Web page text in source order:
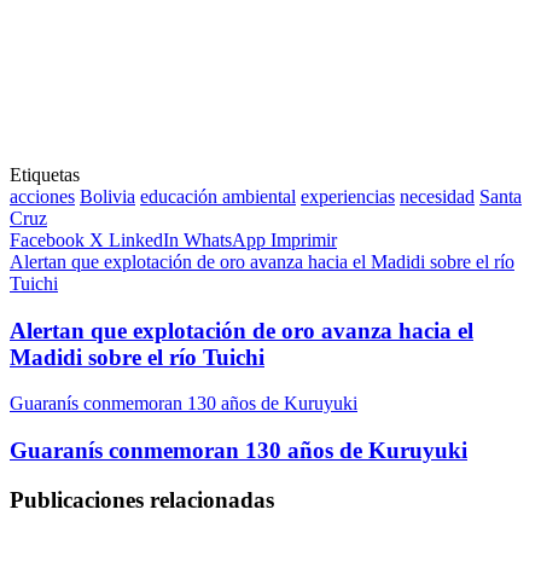
Etiquetas
acciones Bolivia educación ambiental experiencias necesidad Santa
Cruz
Facebook X LinkedIn WhatsApp Imprimir
Alertan que explotación de oro avanza hacia el Madidi sobre el río
Tuichi
Alertan que explotación de oro avanza hacia el
Madidi sobre el río Tuichi
Guaranís conmemoran 130 años de Kuruyuki
Guaranís conmemoran 130 años de Kuruyuki
Publicaciones relacionadas